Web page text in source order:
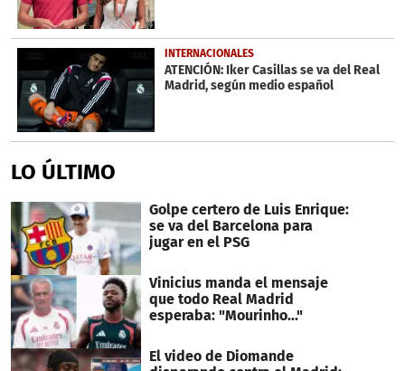
INTERNACIONALES
ATENCIÓN: Iker Casillas se va del Real
Madrid, según medio español
LO ÚLTIMO
Golpe certero de Luis Enrique:
se va del Barcelona para
jugar en el PSG
Vinicius manda el mensaje
que todo Real Madrid
esperaba: "Mourinho..."
El video de Diomande